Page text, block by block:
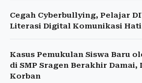
Cegah Cyberbullying, Pelajar
Literasi Digital Komunikasi Hati
Kasus Pemukulan Siswa Baru
di SMP Sragen Berakhir
Korban